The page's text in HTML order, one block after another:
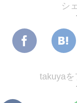
シ
takuyaを